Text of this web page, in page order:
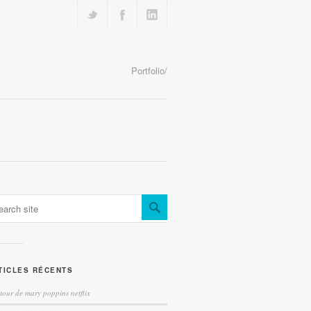
Portfolio/
RÉCENTS
de mary poppins netflix